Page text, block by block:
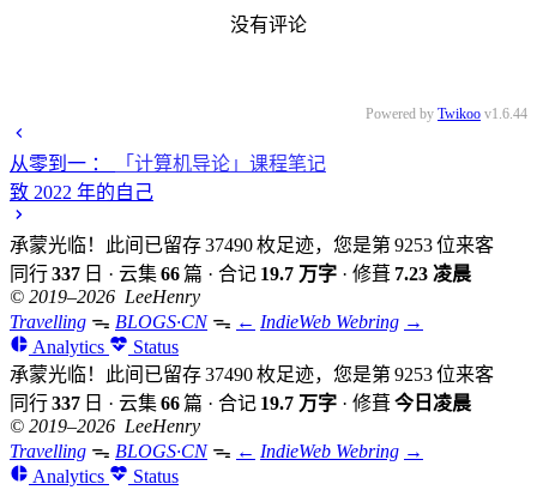
没有评论
Powered by Twikoo v1.6.44
从零到一 ：
「计算机导论」课程笔记
致 2022 年的自己
承蒙光临！此间已留存37490枚足迹，您是第9253位来客
同行337 日 · 云集66篇 · 合记 19.7 万字 · 修葺 7.23 凌晨
© 2019–2026 LeeHenry
Travelling ᯓ BLOGS·CN ᯓ ← IndieWeb Webring →
Analytics
Status
承蒙光临！此间已留存37490枚足迹，您是第9253位来客
同行337 日 · 云集66篇 · 合记 19.7 万字 · 修葺 今日凌晨
© 2019–2026 LeeHenry
Travelling ᯓ BLOGS·CN ᯓ ← IndieWeb Webring →
Analytics
Status